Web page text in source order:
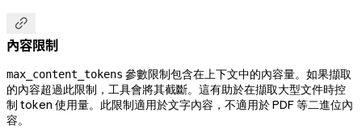

內容限制
max_content_tokens 參數限制包含在上下文中的內容量。如果擷取
的內容超過此限制，工具會將其截斷。這有助於在擷取大型文件時控
制 token 使用量。此限制適用於文字內容，不適用於 PDF 等二進位內
容。